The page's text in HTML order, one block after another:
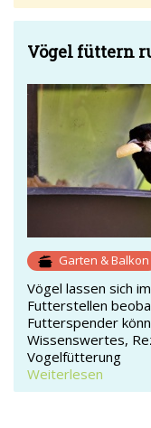
Vögel füttern
Garten & Balkon
Vögel lassen sich
Futterstellen
Futterspender
Wissenswertes,
Vogelfütterung
Weiterlesen